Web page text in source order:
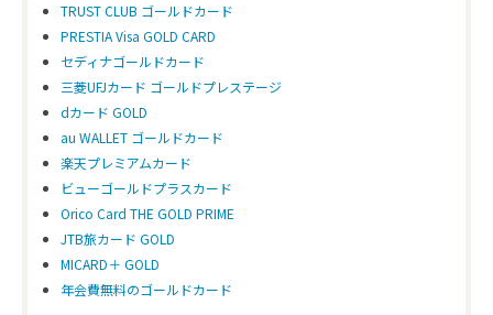
TRUST CLUB ゴールドカード
PRESTIA Visa GOLD CARD
セディナゴールドカード
三菱UFJカード ゴールドプレステージ
dカード GOLD
au WALLET ゴールドカード
楽天プレミアムカード
ビューゴールドプラスカード
Orico Card THE GOLD PRIME
JTB旅カード GOLD
MICARD＋ GOLD
年会費無料のゴールドカード